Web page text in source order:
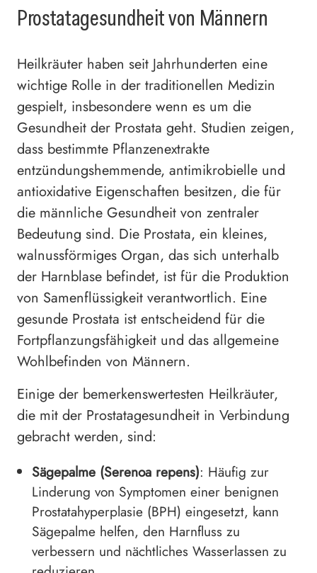
Prostatagesundheit von Männern
Heilkräuter haben seit Jahrhunderten eine
wichtige Rolle in der traditionellen Medizin
gespielt, insbesondere wenn es um die
Gesundheit der Prostata geht. Studien zeigen,
dass bestimmte Pflanzenextrakte
entzündungshemmende, antimikrobielle und
antioxidative Eigenschaften besitzen, die für
die männliche Gesundheit von zentraler
Bedeutung sind. Die Prostata, ein kleines,
walnussförmiges Organ, das sich unterhalb
der Harnblase befindet, ist für die Produktion
von Samenflüssigkeit verantwortlich. Eine
gesunde Prostata ist entscheidend für die
Fortpflanzungsfähigkeit und das allgemeine
Wohlbefinden von Männern.
Einige der bemerkenswertesten Heilkräuter,
die mit der Prostatagesundheit in Verbindung
gebracht werden, sind:
Sägepalme (Serenoa repens): Häufig zur
Linderung von Symptomen einer benignen
Prostatahyperplasie (BPH) eingesetzt, kann
Sägepalme helfen, den Harnfluss zu
verbessern und nächtliches Wasserlassen zu